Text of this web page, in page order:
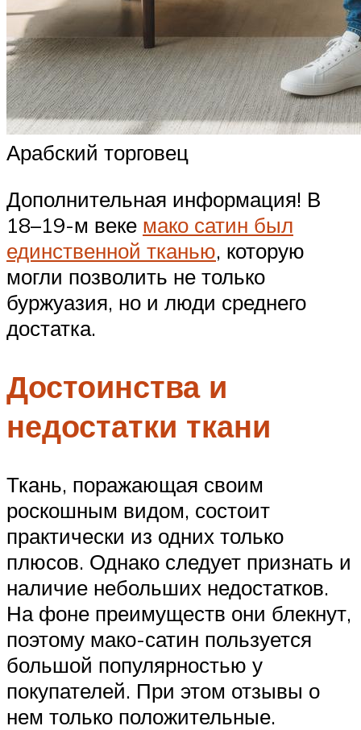
Арабский торговец
Дополнительная информация! В
18–19-м веке мако сатин был
единственной тканью, которую
могли позволить не только
буржуазия, но и люди среднего
достатка.
Достоинства и
недостатки ткани
Ткань, поражающая своим
роскошным видом, состоит
практически из одних только
плюсов. Однако следует признать и
наличие небольших недостатков.
На фоне преимуществ они блекнут,
поэтому мако-сатин пользуется
большой популярностью у
покупателей. При этом отзывы о
нем только положительные.